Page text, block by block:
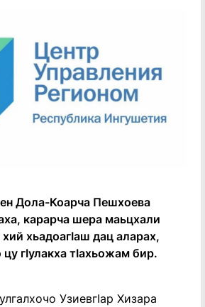
Дола-Коарча Пешхоева
карарча шера маьцхали
хьадоагӏаш дац аларах,
цу гӏулакха тӏахьожам бир.
Узиевгӏар Хизара